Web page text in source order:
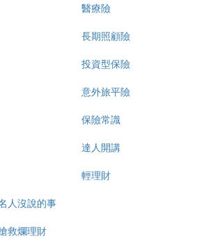
醫療險
長期照顧險
投資型保險
意外旅平險
保險常識
達人開講
輕理財
人沒說的事
救爛理財